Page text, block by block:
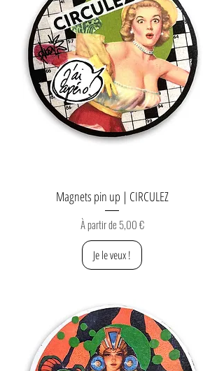
Magnets pin up | CIRCULEZ
À partir de 5,00 €
Prix promotionnel
Je le veux !